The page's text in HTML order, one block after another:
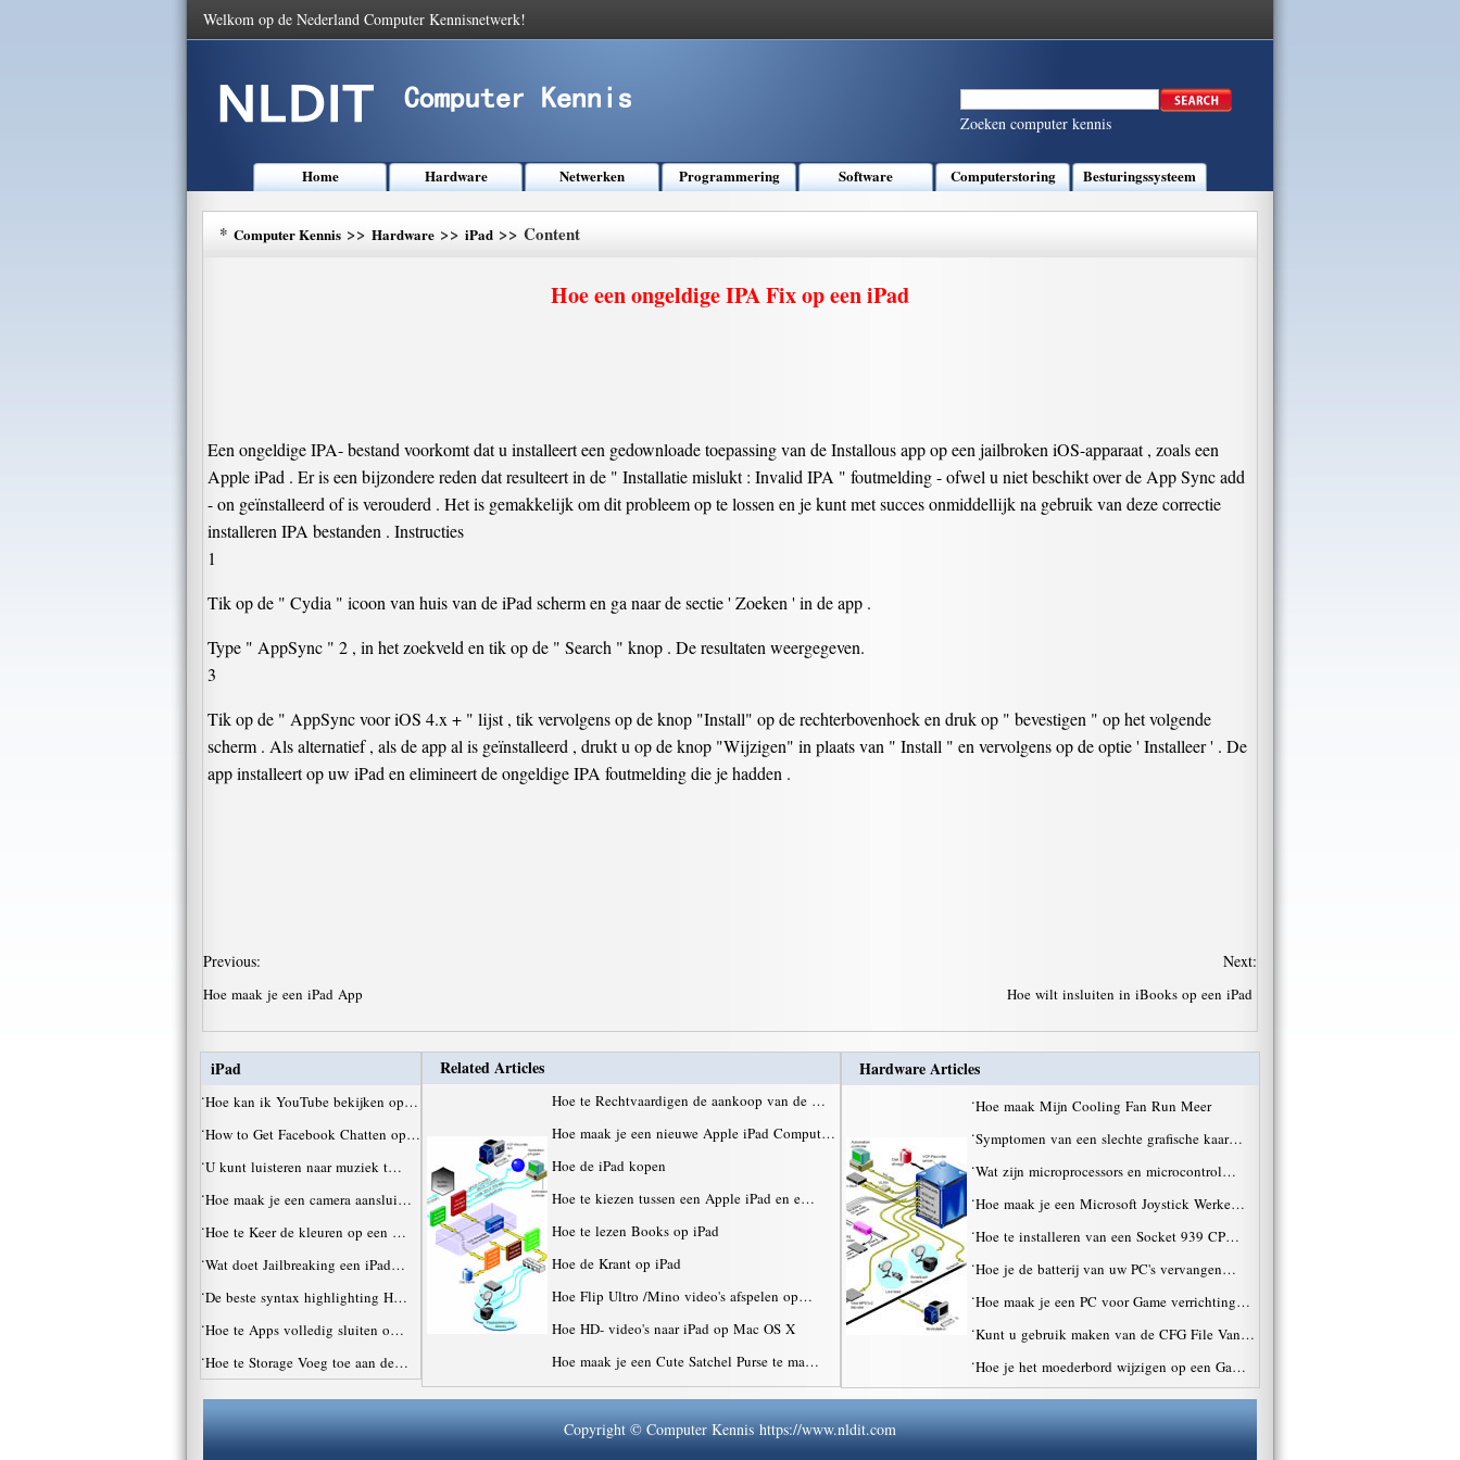
Welkom op de Nederland Computer Kennisnetwerk!
Zoeken computer kennis
Home Hardware Netwerken Programmering Software Computerstoring Besturingssysteem
* Computer Kennis >> Hardware >> iPad >> Content
Hoe een ongeldige IPA Fix op een iPad
Een ongeldige IPA- bestand voorkomt dat u installeert een gedownloade toepassing van de Installous app op een jailbroken iOS-apparaat , zoals een
Apple iPad . Er is een bijzondere reden dat resulteert in de " Installatie mislukt : Invalid IPA " foutmelding - ofwel u niet beschikt over de App Sync add
- on geïnstalleerd of is verouderd . Het is gemakkelijk om dit probleem op te lossen en je kunt met succes onmiddellijk na gebruik van deze correctie
installeren IPA bestanden . Instructies
1
Tik op de " Cydia " icoon van huis van de iPad scherm en ga naar de sectie ' Zoeken ' in de app .
Type " AppSync " 2 , in het zoekveld en tik op de " Search " knop . De resultaten weergegeven.
3
Tik op de " AppSync voor iOS 4.x + " lijst , tik vervolgens op de knop "Install" op de rechterbovenhoek en druk op " bevestigen " op het volgende
scherm . Als alternatief , als de app al is geïnstalleerd , drukt u op de knop "Wijzigen" in plaats van " Install " en vervolgens op de optie ' Installeer ' . De
app installeert op uw iPad en elimineert de ongeldige IPA foutmelding die je hadden .
Previous:
Hoe maak je een iPad App
Next:
Hoe wilt insluiten in iBooks op een iPad
iPad
·Hoe kan ik YouTube bekijken op…
·How to Get Facebook Chatten op…
·U kunt luisteren naar muziek t…
·Hoe maak je een camera aanslui…
·Hoe te Keer de kleuren op een …
·Wat doet Jailbreaking een iPad…
·De beste syntax highlighting H…
·Hoe te Apps volledig sluiten o…
·Hoe te Storage Voeg toe aan de…
Related Articles
Hoe te Rechtvaardigen de aankoop van de …
Hoe maak je een nieuwe Apple iPad Comput…
Hoe de iPad kopen
Hoe te kiezen tussen een Apple iPad en e…
Hoe te lezen Books op iPad
Hoe de Krant op iPad
Hoe Flip Ultro /Mino video's afspelen op…
Hoe HD- video's naar iPad op Mac OS X
Hoe maak je een Cute Satchel Purse te ma…
Hardware Articles
·Hoe maak Mijn Cooling Fan Run Meer
·Symptomen van een slechte grafische kaar…
·Wat zijn microprocessors en microcontrol…
·Hoe maak je een Microsoft Joystick Werke…
·Hoe te installeren van een Socket 939 CP…
·Hoe je de batterij van uw PC's vervangen…
·Hoe maak je een PC voor Game verrichting…
·Kunt u gebruik maken van de CFG File Van…
·Hoe je het moederbord wijzigen op een Ga…
Copyright © Computer Kennis https://www.nldit.com